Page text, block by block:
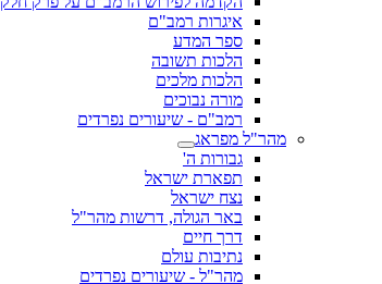
איגרות רמב"ם
ספר המדע
הלכות תשובה
הלכות מלכים
מורה נבוכים
רמב"ם - שיעורים נפרדים
מהר"ל מפראג
גבורות ה'
תפארת ישראל
נצח ישראל
באר הגולה, דרשות מהר"ל
דרך חיים
נתיבות עולם
מהר"ל - שיעורים נפרדים